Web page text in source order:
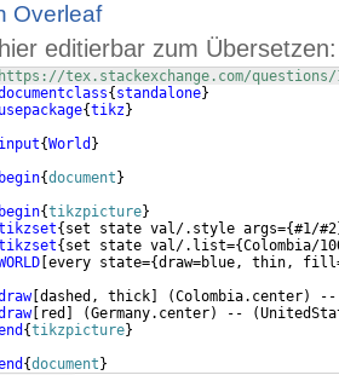
Overleaf
editierbar zum Übersetzen:
tex.stackexchange.com/
{ standalone}
{tikz}
{World }
{document }
{tikzpicture}
{ set state val/.style args={#1/#2
{ set state val/.list={Colombia/
every state={draw=blue, thin,
[ dashed, thick (Colombia.center)
[ red (Germany.center) -- (
{tikzpicture}
{document }